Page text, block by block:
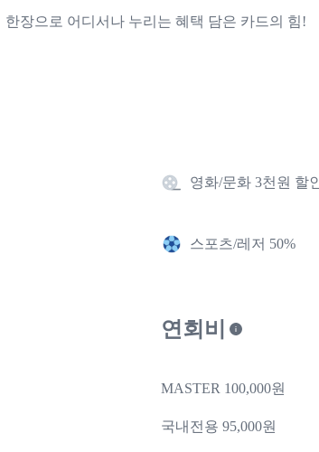
한장으로 어디서나 누리는 혜택 담은 카드의 힘!
영화/문화 3천원 할인
스포츠/레저 50%
연회비
MASTER 100,000원
국내전용 95,000원